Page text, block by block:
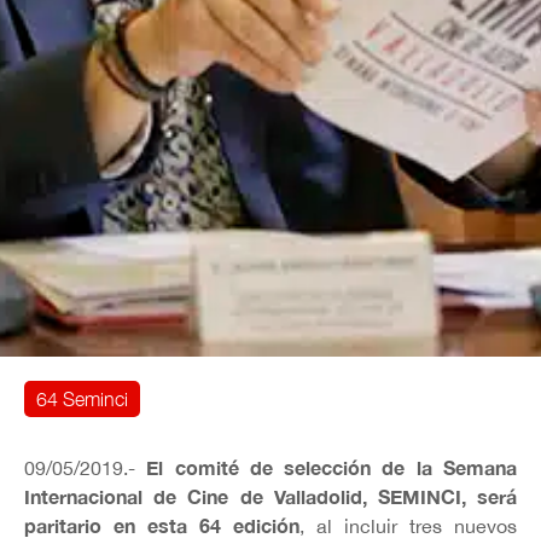
64 Seminci
09/05/2019.- El comité de selección de la Semana
Internacional de Cine de Valladolid, SEMINCI, será
paritario en esta 64 edición , al incluir tres nuevos